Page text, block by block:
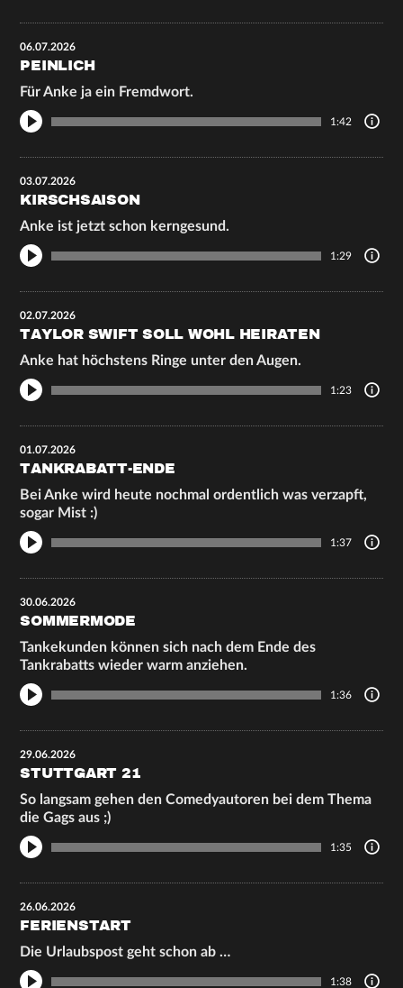
06.07.2026
PEINLICH
Für Anke ja ein Fremdwort.
1:42
03.07.2026
KIRSCHSAISON
Anke ist jetzt schon kerngesund.
1:29
02.07.2026
TAYLOR SWIFT SOLL WOHL HEIRATEN
Anke hat höchstens Ringe unter den Augen.
1:23
01.07.2026
TANKRABATT-ENDE
Bei Anke wird heute nochmal ordentlich was verzapft,
sogar Mist :)
1:37
30.06.2026
SOMMERMODE
Tankekunden können sich nach dem Ende des
Tankrabatts wieder warm anziehen.
1:36
29.06.2026
STUTTGART 21
So langsam gehen den Comedyautoren bei dem Thema
die Gags aus ;)
1:35
26.06.2026
FERIENSTART
Die Urlaubspost geht schon ab …
1:38